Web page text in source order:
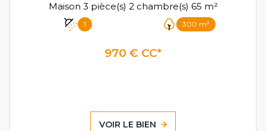
Maison 3 pièce(s) 2 chambre(s) 65 m²
1 300 m²
970 € CC*
VOIR LE BIEN